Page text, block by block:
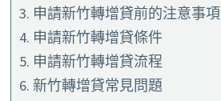
申請新竹轉增貸前的注意事項
申請新竹轉增貸條件
申請新竹轉增貸流程
新竹轉增貸常見問題